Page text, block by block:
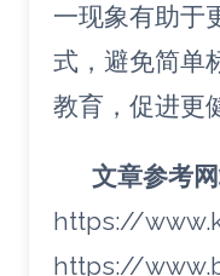
一现象有助于
式，避免简单
教育，促进更
文章参考网
https://
https://